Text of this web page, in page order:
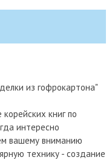
из гофрокартона"
книг по
интересно
вашему вниманию
технику - создание